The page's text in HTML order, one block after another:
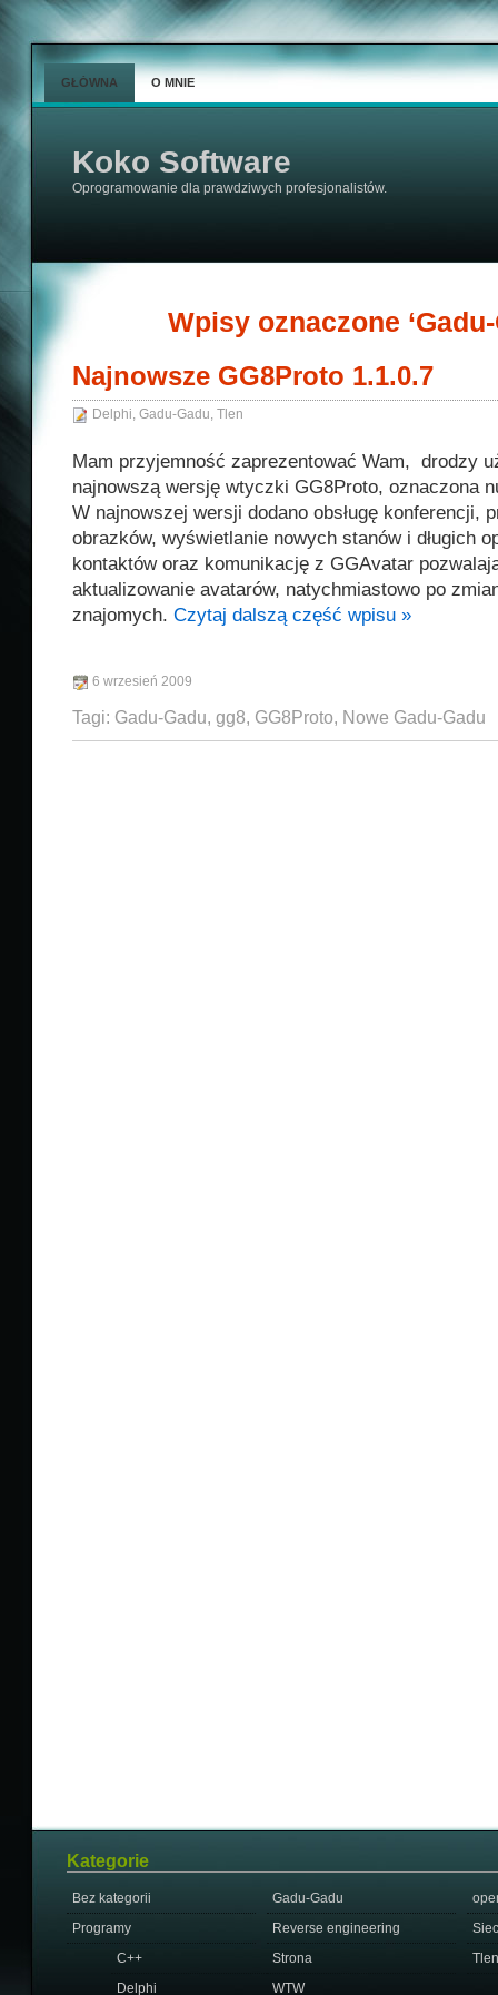
Koko Software
Oprogramowanie dla prawdziwych profesjonalistów.
GŁÓWNA O MNIE
Wpisy oznaczone ‘Gadu-
Najnowsze GG8Proto 1.1.0.7
Delphi, Gadu-Gadu, Tlen
Mam przyjemność zaprezentować Wam, drodzy
najnowszą wersję wtyczki GG8Proto, oznaczona
W najnowszej wersji dodano obsługę konferencji,
obrazków, wyświetlanie nowych stanów i długich
kontaktów oraz komunikację z GGAvatar
aktualizowanie avatarów, natychmiastowo po
znajomych. Czytaj dalszą część wpisu »
6 wrzesień 2009
Tagi: Gadu-Gadu, gg8, GG8Proto, Nowe Gadu-Gadu
Kategorie
Bez kategorii Gadu-Gadu
Programy
C++
Delphi
Reverse engineering
Strona
Tlen
WTW